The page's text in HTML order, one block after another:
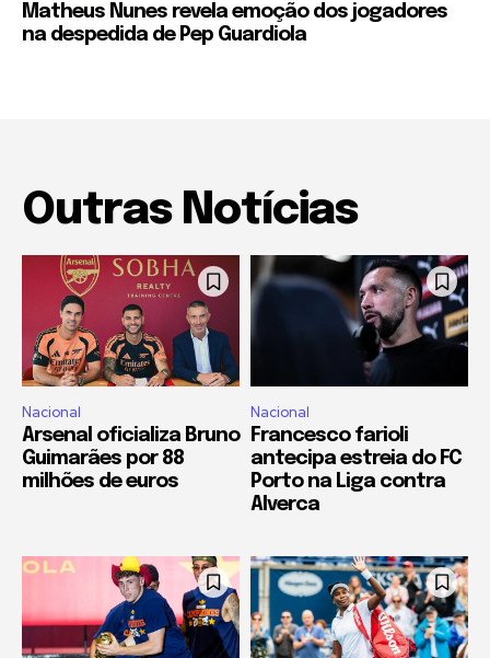
Matheus Nunes revela emoção dos jogadores
na despedida de Pep Guardiola
Outras Notícias
Nacional
Arsenal oficializa Bruno
Guimarães por 88
milhões de euros
Nacional
Francesco farioli
antecipa estreia do FC
Porto na Liga contra
Alverca